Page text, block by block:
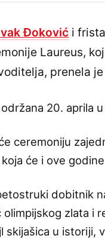
Đoković i
Laureus,
prenela
20. aprila u
ceremoniju
će i ove
dobitnik
olimpijskog zlata i
skijašica u istoriji,